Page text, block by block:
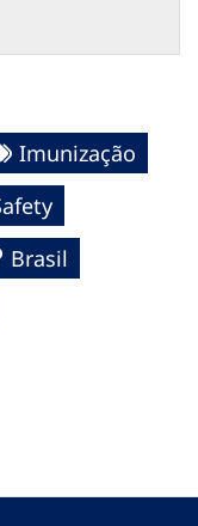
Imunização
Brasil